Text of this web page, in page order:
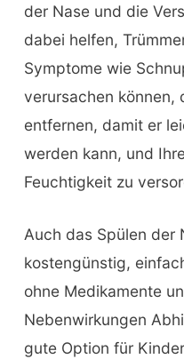
der Nase und die
dabei helfen,
Symptome wie
verursachen können,
entfernen, damit er
werden kann, und
Feuchtigkeit zu
Auch das Spülen der
kostengünstig,
ohne Medikamente
Nebenwirkungen
gute Option für